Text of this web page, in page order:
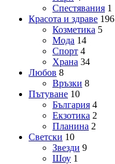
Спестявания 1
Красота и здраве 196
Козметика 5
Мода 14
Спорт 4
Храна 34
Любов 8
Връзки 8
Пътуване 10
България 4
Екзотика 2
Планина 2
Светски 10
Звезди 9
Шоу 1